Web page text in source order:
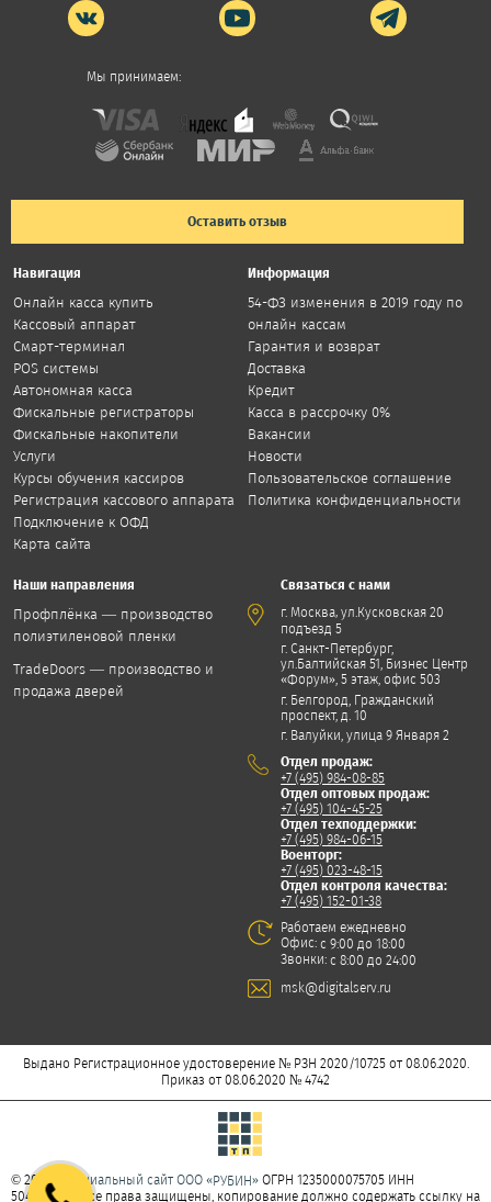
Мы принимаем:
Оставить отзыв
Навигация
Онлайн касса купить
Кассовый аппарат
Смарт-терминал
POS системы
Автономная касса
Фискальные регистраторы
Фискальные накопители
Услуги
Курсы обучения кассиров
Регистрация кассового аппарата
Подключение к ОФД
Карта сайта
Информация
54-ФЗ изменения в 2019 году по
онлайн кассам
Гарантия и возврат
Доставка
Кредит
Касса в рассрочку 0%
Вакансии
Новости
Пользовательское соглашение
Политика конфиденциальности
Наши направления
Профплёнка — производство
полиэтиленовой пленки
TradeDoors — производство и
продажа дверей
Связаться с нами
г. Москва,ул.Кусковская 20
подъезд 5
г. Санкт-Петербург,
ул.Балтийская 51, Бизнес Центр
«Форум», 5 этаж, офис 503
г. Белгород, Гражданский
проспект, д. 10
г. Валуйки, улица 9 Января 2
Отдел продаж:
+7 (495) 984-08-85
Отдел оптовых продаж:
+7 (495) 104-45-25
Отдел техподдержки:
+7 (495) 984-06-15
Военторг:
+7 (495) 023-48-15
Отдел контроля качества:
+7 (495) 152-01-38
Работаем ежедневно
Офис:с 9:00 до 18:00
Звонки:с 8:00 до 24:00
msk@digitalserv.ru
Выдано Регистрационное удостоверение № РЗН 2020/10725 от 08.06.2020.
Приказ от 08.06.2020 № 4742
© 2026 Официальный сайт ООО «РУБИН» ОГРН 1235000075705 ИНН
5047277350. Все права защищены, копирование должно содержать ссылку на